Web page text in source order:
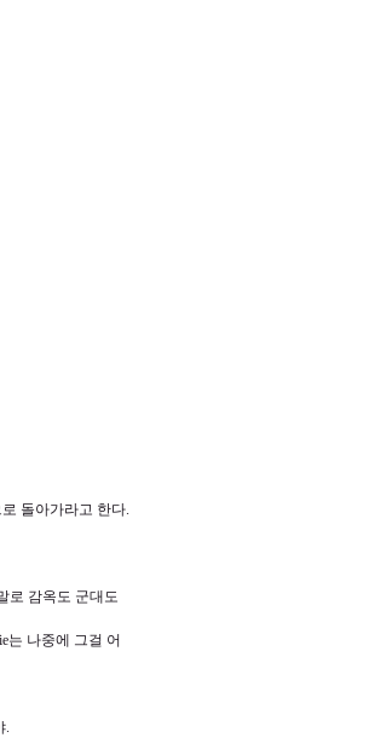
돌아가라고 한다.
로 감옥도 군대도
는 나중에 그걸 어
.